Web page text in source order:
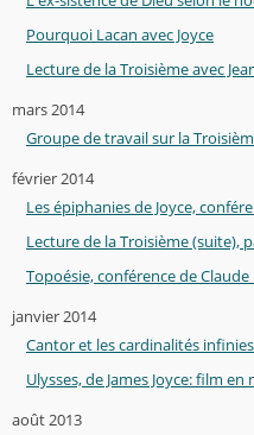
Pourquoi Lacan avec Joyce
Lecture de la Troisième avec
mars 2014
Groupe de travail sur la
février 2014
Les épiphanies de Joyce,
Lecture de la Troisième (suite),
Topoésie, conférence de
janvier 2014
Cantor et les cardinalités
Ulysses, de James Joyce: film
août 2013